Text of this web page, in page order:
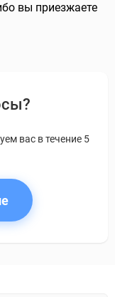
вы приезжаете
вас в течение 5